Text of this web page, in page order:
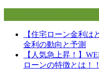
【住宅ローン金利は
金利の動向と予測
【人気急上昇！】
ローンの特徴とは！！